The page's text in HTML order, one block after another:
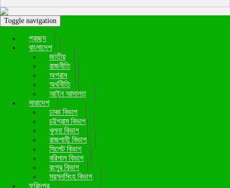
Toggle navigation
প্রচ্ছদ
বাংলাদেশ
জাতীয়
রাজনীতি
অপরাধ
অর্থনীতি
আইন আদালত
সারাদেশ
ঢাকা বিভাগ
চট্টগ্রাম বিভাগ
খুলনা বিভাগ
রাজশাহী বিভাগ
সিলেট বিভাগ
বরিশাল বিভাগ
রংপুর বিভাগ
ময়মনসিংহ বিভাগ
ফরিদপুর